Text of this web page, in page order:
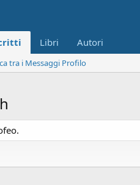
Libri Autori
tra i Messaggi Profilo